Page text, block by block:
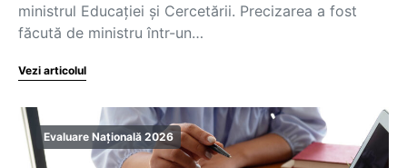
ministrul Educației și Cercetării. Precizarea a fost
făcută de ministru într-un…
Vezi articolul
Evaluare Națională 2026